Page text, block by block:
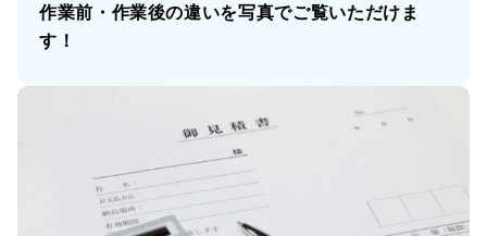
作業前・作業後の違いを写真でご覧いただけま
す！